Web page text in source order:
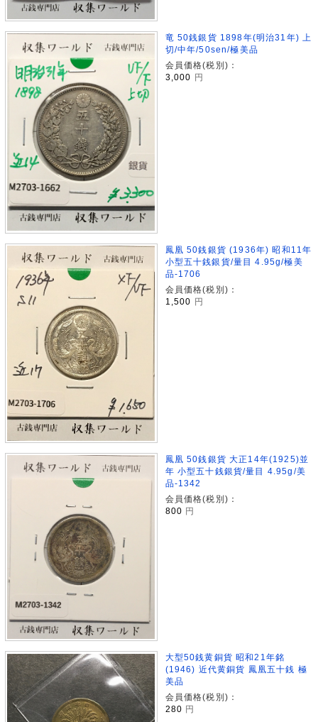
竜 50銭銀貨 1898年(明治31年) 上
切/中年/50sen/極美品
会員価格(税別)：
3,000
円
鳳凰 50銭銀貨 (1936年) 昭和11年
小型五十銭銀貨/量目 4.95g/極美
品-1706
会員価格(税別)：
1,500 円
鳳凰 50銭銀貨 大正14年(1925)並
年 小型五十銭銀貨/量目 4.95g/美
品-1342
会員価格(税別)：
800 円
大型50銭黄銅貨 昭和21年銘
(1946) 近代黄銅貨 鳳凰五十銭 極
美品
会員価格(税別)：
280 円